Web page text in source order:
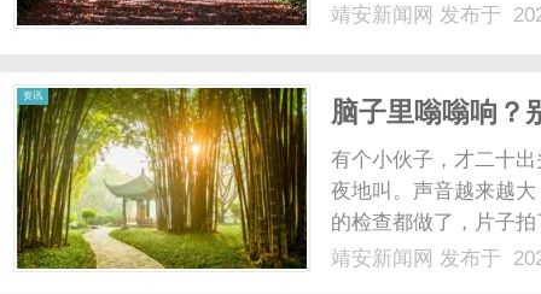
靖安新闻网 发布于
资讯
脑子里嗡嗡响？
在了髓海！
有个小伙子，才二十
夜地叫。声音越来越
的检查都做了，片子
稍微好点，但只要一
靖安新闻网 发布于